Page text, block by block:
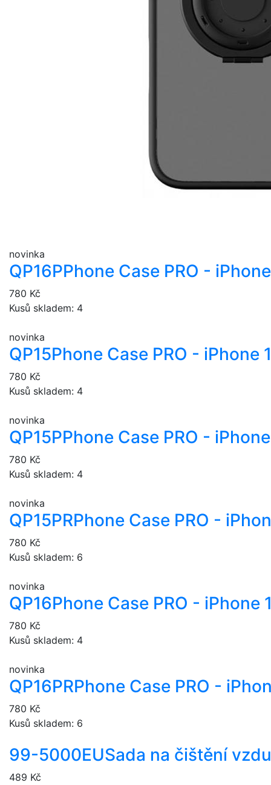
novinka
QP16PPhone Case PRO -
780 Kč
Kusů skladem: 4
novinka
QP15Phone Case PRO - iPhone
780 Kč
Kusů skladem: 4
novinka
QP15PPhone Case PRO -
780 Kč
Kusů skladem: 4
novinka
QP15PRPhone Case PRO -
780 Kč
Kusů skladem: 6
novinka
QP16Phone Case PRO - iPhone
780 Kč
Kusů skladem: 4
novinka
QP16PRPhone Case PRO -
780 Kč
Kusů skladem: 6
99-5000EUSada na čištění
489 Kč